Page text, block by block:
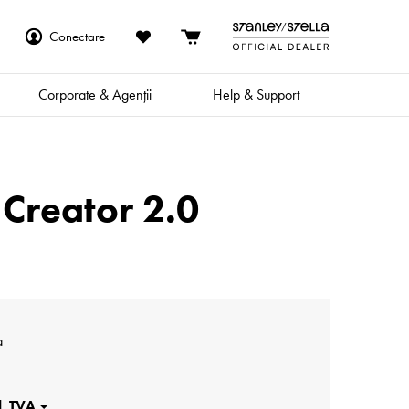
Conectare
Corporate & Agenții Help & Support
2.0